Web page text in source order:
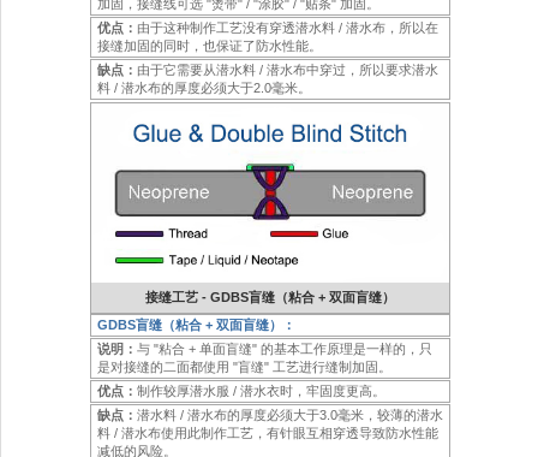
加固，接缝线可选 "烫带" / "涂胶" / "贴条" 加固。
优点： 由于这种制作工艺没有穿透潜水料 / 潜水布，所以在
接缝加固的同时，也保证了防水性能。
缺点： 由于它需要从潜水料 / 潜水布中穿过，所以要求潜水
料 / 潜水布的厚度必须大于2.0毫米。
接缝工艺 - GDBS盲缝（粘合 + 双面盲缝）
GDBS盲缝（粘合 + 双面盲缝）：
说明： 与 "粘合 + 单面盲缝" 的基本工作原理是一样的，只
是对接缝的二面都使用 "盲缝" 工艺进行缝制加固。
优点： 制作较厚潜水服 / 潜水衣时，牢固度更高。
缺点： 潜水料 / 潜水布的厚度必须大于3.0毫米，较薄的潜水
料 / 潜水布使用此制作工艺，有针眼互相穿透导致防水性能
减低的风险。